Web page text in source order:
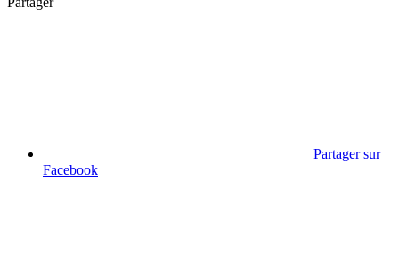
Partager sur
Facebook